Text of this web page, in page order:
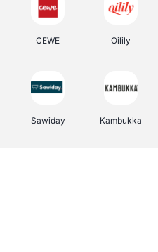
CEWE Oilily
Sawiday Kambukka